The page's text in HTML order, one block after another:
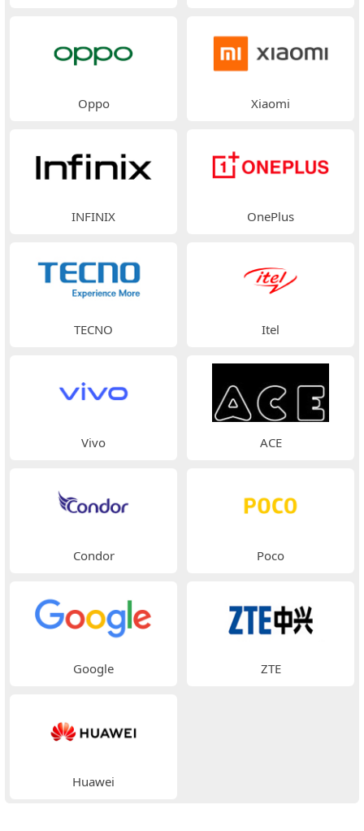
Oppo Xiaomi
INFINIX OnePlus
TECNO Itel
Vivo ACE
Condor Poco
Google ZTE
Huawei